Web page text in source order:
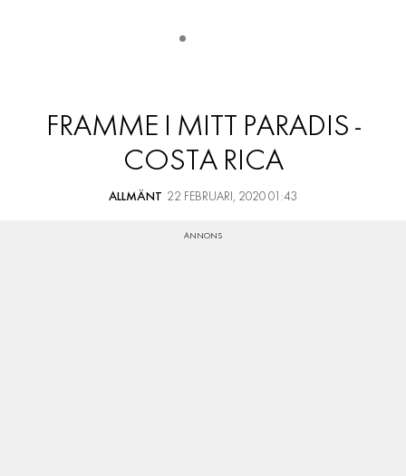
FRAMME I MITT PARADIS -
COSTA RICA
ALLMÄNT 22 FEBRUARI, 2020 01:43